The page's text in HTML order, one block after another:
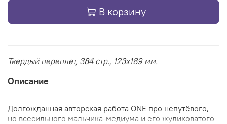
В корзину
Твердый переплет, 384 стр., 123х189 мм.
Описание
Долгожданная авторская работа ONE про непутёвого,
но всесильного мальчика-медиума и его жуликоватого